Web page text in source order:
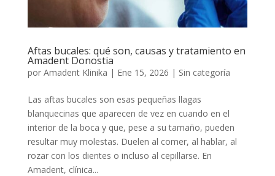
Aftas bucales: qué son, causas y tratamiento en
Amadent Donostia
por Amadent Klinika | Ene 15, 2026 | Sin categoría
Las aftas bucales son esas pequeñas llagas
blanquecinas que aparecen de vez en cuando en el
interior de la boca y que, pese a su tamaño, pueden
resultar muy molestas. Duelen al comer, al hablar, al
rozar con los dientes o incluso al cepillarse. En
Amadent, clínica...